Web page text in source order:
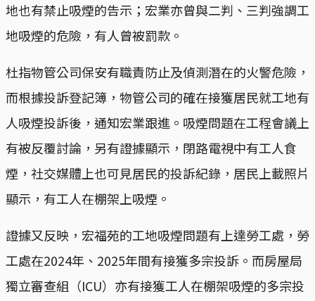
地也有禁止吸煙的告示；宏業亦曾與二判、三判強調工
地吸煙的危險，有人曾被罰款。
杜指物管公司保安有職責防止及偵測潛在的火警危險，
而根據投訴登記簿，物管公司的確在接獲居民就工地有
人吸煙投訴後，通知宏業跟進。吸煙問題在工程會議上
有被反覆討論，另有證據顯示，閉路電視中有工人食
煙，社交媒體上也可見居民的投訴紀錄，居民上載照片
顯示，有工人在棚架上吸煙。
證據又反映，宏福苑的工地吸煙問題有上達勞工處，勞
工處在2024年、2025年間有接獲多宗投訴。而房屋局
獨立審查組（ICU）亦有接獲工人在棚架吸煙的多宗投